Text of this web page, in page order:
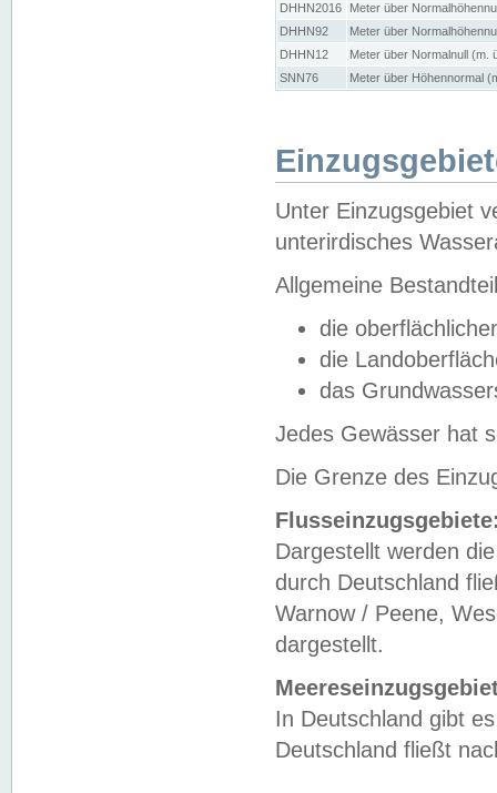
DHHN2016
Meter über
DHHN92
Meter über
DHHN12
Meter über Normalnull (m.
SNN76
Meter über Höhennormal
Unter Einzugsgebiet
unterirdisches
Allgemeine
die
die
das
Jedes Gewässer hat
Die Grenze des
Dargestellt werden
durch Deutschland
Warnow / Peene,
dargestellt.
In Deutschland gibt
Deutschland fließt